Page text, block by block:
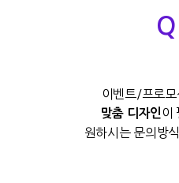
이벤트/프로
맞춤 디자인 이
원하시는 문의방